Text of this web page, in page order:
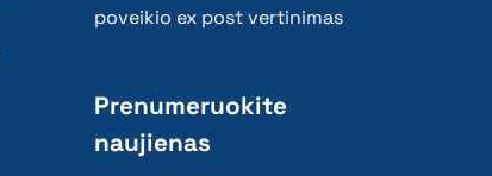
poveikio ex post vertinimas
Prenumeruokite
naujienas